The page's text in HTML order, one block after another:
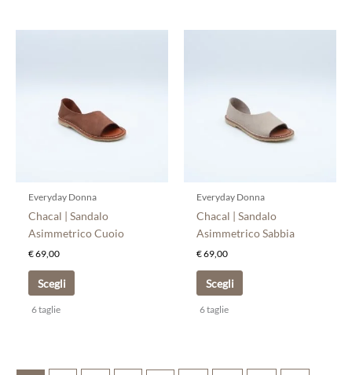
Everyday Donna
Chacal | Sandalo
Asimmetrico Cuoio
€69,00
Scegli
varianti.
Le
opzioni
scelte
nella
pagina
6 taglie
Everyday Donna
Chacal | Sandalo
Asimmetrico Sabbia
€69,00
Scegli
varianti.
Le
opzioni
scelte
nella
pagina
6 taglie